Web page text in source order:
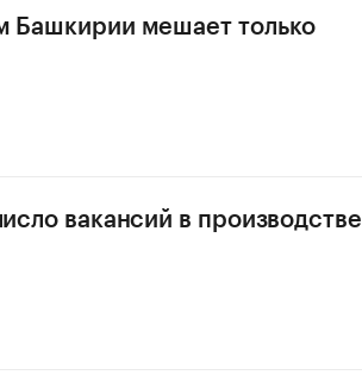
Башкирии мешает только
вакансий в производстве